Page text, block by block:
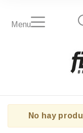
Menu
No hay